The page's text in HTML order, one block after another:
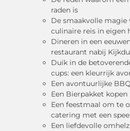
raden is
De smaakvolle magie
culinaire reis in eigen
Dineren in een
restaurant nabij
Duik in de
cups: een kleurrijk
Een avontuurlijke
Een Bierpakket kopen
Een feestmaal om te
catering met een
Een liefdevolle